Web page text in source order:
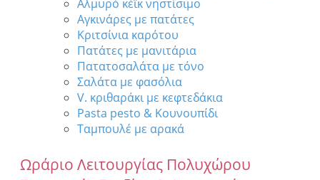
Αλμυρό κέϊκ νηστίσιμο
Αγκινάρες με πατάτες
Κριτσίνια καρότου
Πατάτες με μανιτάρια
Πατατοσαλάτα με τόνο
Σαλάτα με φασόλια
V. κριθαράκι με κεφτεδάκια
Pasta pesto & Κουνουπίδι
Ταμπουλέ με αρακά
Ωράριο Λειτουργίας Πολυχώρου